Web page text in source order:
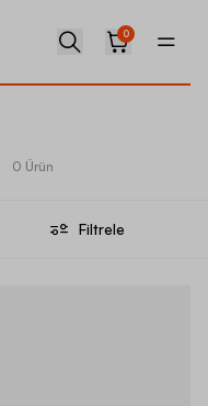
0
0 Ürün
Filtrele